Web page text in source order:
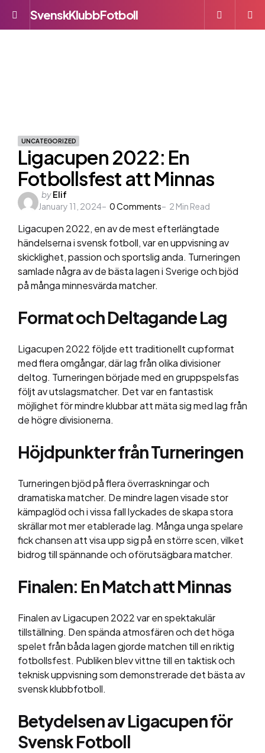
Menu
SvenskKlubbFotboll
UNCATEGORIZED
Ligacupen 2022: En
Fotbollsfest att Minnas
Posted
by
byElif
January 11, 2024
0Comments 2 Min Read
Ligacupen 2022, en av de mest efterlängtade
händelserna i svensk fotboll, var en uppvisning av
skicklighet, passion och sportslig anda. Turneringen
samlade några av de bästa lagen i Sverige och bjöd
på många minnesvärda matcher.
Format och Deltagande Lag
Ligacupen 2022 följde ett traditionellt cupformat
med flera omgångar, där lag från olika divisioner
deltog. Turneringen började med en gruppspelsfas
följt av utslagsmatcher. Det var en fantastisk
möjlighet för mindre klubbar att mäta sig med lag från
de högre divisionerna.
Höjdpunkter från Turneringen
Turneringen bjöd på flera överraskningar och
dramatiska matcher. De mindre lagen visade stor
kämpaglöd och i vissa fall lyckades de skapa stora
skrällar mot mer etablerade lag. Många unga spelare
fick chansen att visa upp sig på en större scen, vilket
bidrog till spännande och oförutsägbara matcher.
Finalen: En Match att Minnas
Finalen av Ligacupen 2022 var en spektakulär
tillställning. Den spända atmosfären och det höga
spelet från båda lagen gjorde matchen till en riktig
fotbollsfest. Publiken blev vittne till en taktisk och
teknisk uppvisning som demonstrerade det bästa av
svensk klubbfotboll.
Betydelsen av Ligacupen för
Svensk Fotboll